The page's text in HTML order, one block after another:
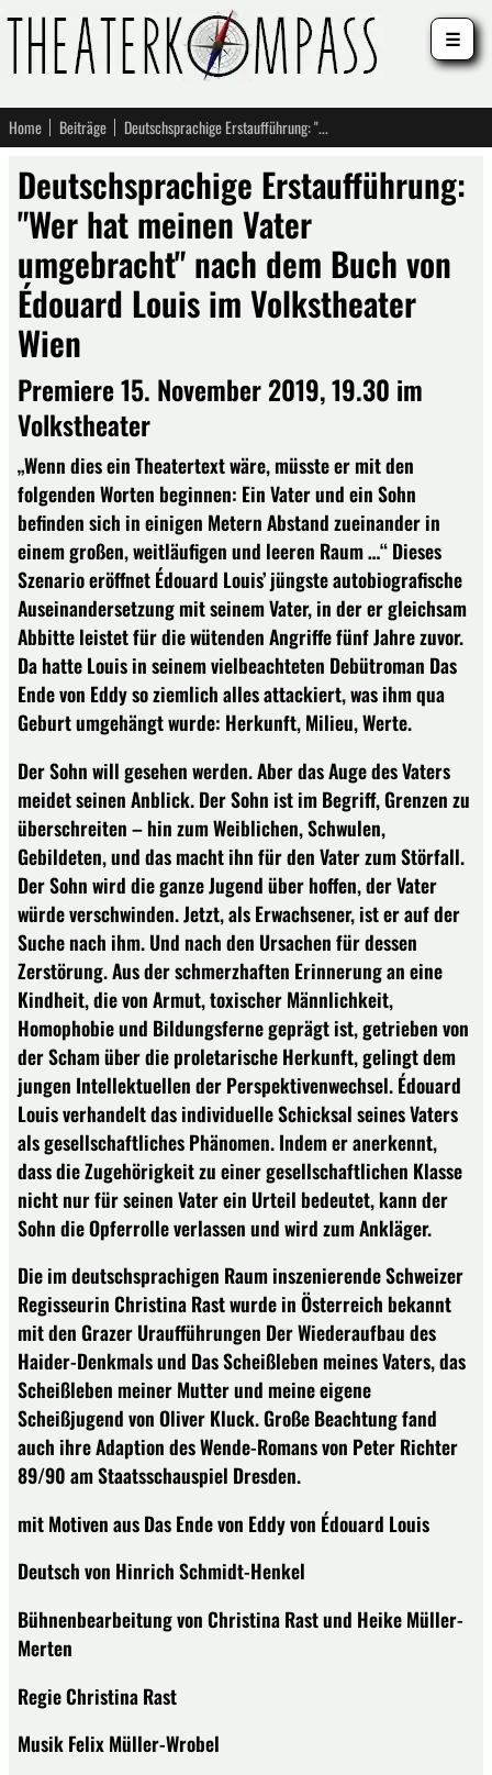
Home Beiträge Deutschsprachige Erstaufführung: "Wer hat meinen Vater umgebracht" nach dem Buch von Édouard Louis im Volkstheater Wien
Deutschsprachige Erstaufführung:
"Wer hat meinen Vater
umgebracht" nach dem Buch von
Édouard Louis im Volkstheater
Wien
Premiere 15. November 2019, 19.30 im
Volkstheater
„Wenn dies ein Theatertext wäre, müsste er mit den
folgenden Worten beginnen: Ein Vater und ein Sohn
befinden sich in einigen Metern Abstand zueinander in
einem großen, weitläufigen und leeren Raum …“ Dieses
Szenario eröffnet Édouard Louis’ jüngste autobiografische
Auseinandersetzung mit seinem Vater, in der er gleichsam
Abbitte leistet für die wütenden Angriffe fünf Jahre zuvor.
Da hatte Louis in seinem vielbeachteten Debütroman Das
Ende von Eddy so ziemlich alles attackiert, was ihm qua
Geburt umgehängt wurde: Herkunft, Milieu, Werte.
Der Sohn will gesehen werden. Aber das Auge des Vaters
meidet seinen Anblick. Der Sohn ist im Begriff, Grenzen zu
überschreiten – hin zum Weiblichen, Schwulen,
Gebildeten, und das macht ihn für den Vater zum Störfall.
Der Sohn wird die ganze Jugend über hoffen, der Vater
würde verschwinden. Jetzt, als Erwachsener, ist er auf der
Suche nach ihm. Und nach den Ursachen für dessen
Zerstörung. Aus der schmerzhaften Erinnerung an eine
Kindheit, die von Armut, toxischer Männlichkeit,
Homophobie und Bildungsferne geprägt ist, getrieben von
der Scham über die proletarische Herkunft, gelingt dem
jungen Intellektuellen der Perspektivenwechsel. Édouard
Louis verhandelt das individuelle Schicksal seines Vaters
als gesellschaftliches Phänomen. Indem er anerkennt,
dass die Zugehörigkeit zu einer gesellschaftlichen Klasse
nicht nur für seinen Vater ein Urteil bedeutet, kann der
Sohn die Opferrolle verlassen und wird zum Ankläger.
Die im deutschsprachigen Raum inszenierende Schweizer
Regisseurin Christina Rast wurde in Österreich bekannt
mit den Grazer Uraufführungen Der Wiederaufbau des
Haider-Denkmals und Das Scheißleben meines Vaters, das
Scheißleben meiner Mutter und meine eigene
Scheißjugend von Oliver Kluck. Große Beachtung fand
auch ihre Adaption des Wende-Romans von Peter Richter
89/90 am Staatsschauspiel Dresden.
mit Motiven aus Das Ende von Eddy von Édouard Louis
Deutsch von Hinrich Schmidt-Henkel
Bühnenbearbeitung von Christina Rast und Heike Müller-
Merten
Regie Christina Rast
Musik Felix Müller-Wrobel
☰